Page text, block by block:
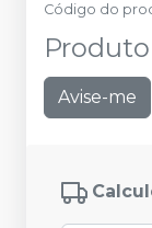
Código do
Avise-me